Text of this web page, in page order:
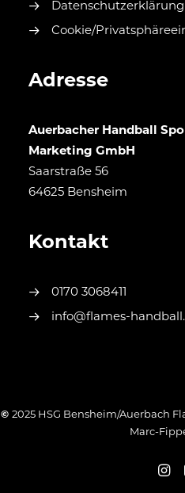
Datenschutzerklärung
Cookie/
Adresse
Auerbacher Handball
Marketing GmbH
Saarstraße 56
64625 Bensheim
Kontakt
0170 3068411
info@flames-
© 2025 HSG Bensheim/Auerbach
Marc-